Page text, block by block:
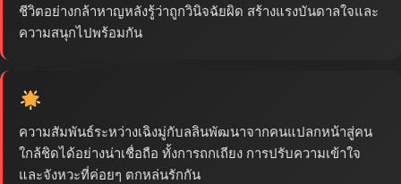
ชีวิตอย่างกล้าหาญหลังรู้ว่าถูกวินิจฉัยผิด สร้างแรงบันดาลใจและ
ความสนุกไปพร้อมกัน
ความสัมพันธ์ระหว่างเฉิงมู่กับลลินพัฒนาจากคนแปลกหน้าสู่คน
ใกล้ชิดได้อย่างน่าเชื่อถือ ทั้งการถกเถียง การปรับความเข้าใจ
และจังหวะที่ค่อยๆ ตกหล่นรักกัน